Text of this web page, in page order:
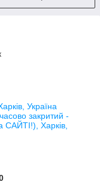
Україна
закритий -
Харків,